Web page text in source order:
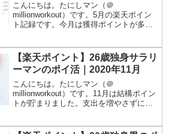
こんにちは。たにしマン（＠
millionworkout）です。5月の楽天ポイン
ト記録です。今月は獲得ポイントが多く
ト活動の略です。世の中には様々なポイ
ントがありますが...
【楽天ポイント】26歳独身サラリ
ーマンのポイ活｜2020年11月
こんにちは。たにしマン（＠
millionworkout）です。11月は結構ポイン
トが貯まりました。支出を増やさずにポ
は、ポイント活動の略です。世の中には